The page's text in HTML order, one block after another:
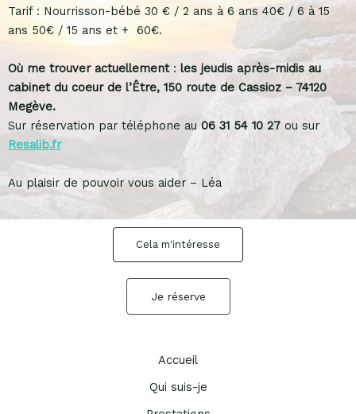
Tarif : Nourrisson-bébé 30 € / 2 ans à 6 ans 40€ / 6 à 15
ans 50€ / 15 ans et + 60€.
Où me trouver actuellement: les jeudis après-midis au
cabinet du coeur de l’Être, 150 route de Cassioz – 74120
Megève.
Sur réservation par téléphone au06 31 54 10 27 ou sur
Resalib.fr
Au plaisir de pouvoir vous aider – Léa
Cela m'intéresse
Je réserve
Accueil
Qui suis-je